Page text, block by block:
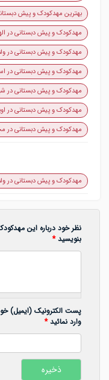
بهترین مهدکودک و پیش
مهدکودک و پیش دبستانی در
مهدکودک و پیش دبستانی در
مهدکودک و پیش دبستانی در
مهدکودک و پیش دبستانی در
مهدکودک و پیش دبستانی در
مهدکودک و پیش دبستانی در
مهدکودک و پیش دبستانی در
نظر خود درباره این
بنویسید*
پست الکترونیک (ایمیل)
وارد نمائید*